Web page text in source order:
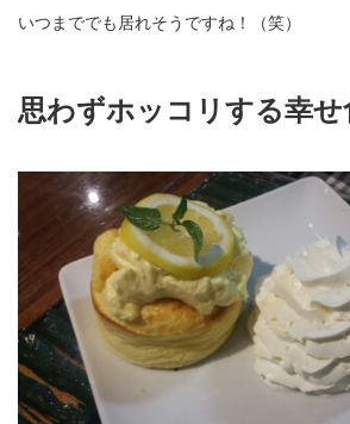
いつまででも居れそうですね！（笑）
思わずホッコリする幸せ